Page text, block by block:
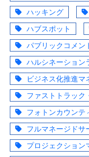
ハッキング
ハブスポット
パブリックコメン
ハルシネーション
ビジネス化推進マ
ファストトラック
フォトンカウンテ
フルマネージドサ
プロジェクション